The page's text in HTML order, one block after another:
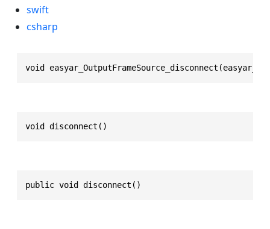
swift
csharp
void
void disconnect()
public void disconnect()